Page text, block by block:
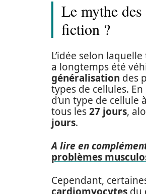
Le mythe
fiction ?
L’idée selon
a longtemps été
généralisation des
types de cellules.
d’un type de
tous les27 jours,
jours.
A lire en
problèmes
Cependant,